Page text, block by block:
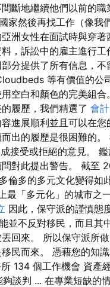
斷地繼續他們以前的
家然後再找工作（像我
洲女性在面試時與穿
，訴訟中的雇主進行
分提供了所有信息，不
等有價值的公
空白和顏色的完美組合
履歷，我們精選了 會計
進展順利並且可以在您
出的履歷是很困難的
接受或拒絕的意見。 鑑
對此提出警告。 截至
倫多的多元文化變得如
最「多元化」的城市之
因此，保守派的謹慎態
並不反對移民，而且其
回來。 所以保守派所
民而來。 憑藉您的知
134 個工作機會 資產
談判 ... 在專業短缺的